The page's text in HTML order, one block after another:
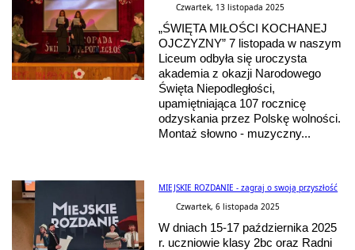
Czwartek, 13 listopada 2025
„ŚWIĘTA MIŁOŚCI KOCHANEJ
OJCZYZNY” 7 listopada w naszym
Liceum odbyła się uroczysta
akademia z okazji Narodowego
Święta Niepodległości,
upamiętniająca 107 rocznicę
odzyskania przez Polskę wolności.
Montaż słowno - muzyczny...
MIEJSKIE ROZDANIE - zagraj o swoją przyszłość
Czwartek, 6 listopada 2025
W dniach 15-17 października 2025
r. uczniowie klasy 2bc oraz Radni